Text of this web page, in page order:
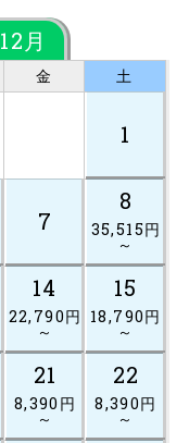
12月
金 土
1
7
8
35,515円
～
14
22,790円
～
15
18,790円
～
21
8,390円
～
22
8,390円
～